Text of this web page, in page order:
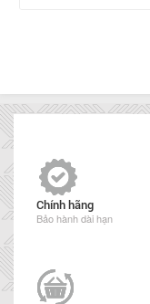
Chính hãng
Bảo hành dài hạn